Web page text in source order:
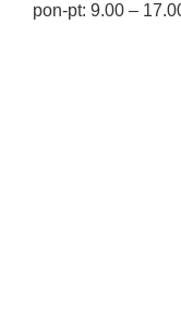
pon-pt: 9.00 –